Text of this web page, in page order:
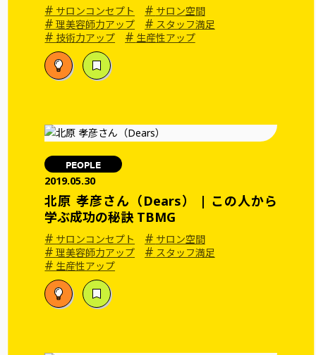
# サロンコンセプト # サロン空間
#理美容師力アップ # スタッフ満足
# 技術力アップ # 生産性アップ
PEOPLE
2019.05.30
北原 孝彦さん（Dears） | この人から
学ぶ成功の秘訣 TBMG
# サロンコンセプト # サロン空間
#理美容師力アップ # スタッフ満足
# 生産性アップ